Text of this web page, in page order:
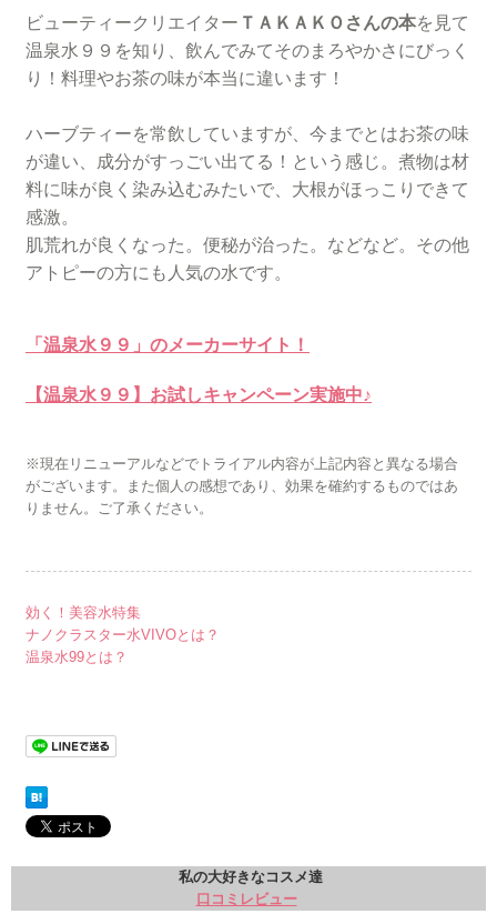
ビューティークリエイター ＴＡＫＡＫＯさんの本を見て
温泉水９９を知り、飲んでみてそのまろやかさにびっく
り！料理やお茶の味が本当に違います！
ハーブティーを常飲していますが、今までとはお茶の味
が違い、成分がすっごい出てる！という感じ。煮物は材
料に味が良く染み込むみたいで、大根がほっこりできて
感激。
肌荒れが良くなった。便秘が治った。などなど。その他
アトピーの方にも人気の水です。
「温泉水９９」のメーカーサイト！
【温泉水９９】お試しキャンペーン実施中♪
※現在リニューアルなどでトライアル内容が上記内容と異なる場合
がございます。また個人の感想であり、効果を確約するものではあ
りません。ご了承ください。
効く！美容水特集
ナノクラスター水VIVOとは？
温泉水99とは？
私の大好きなコスメ達
口コミレビュー